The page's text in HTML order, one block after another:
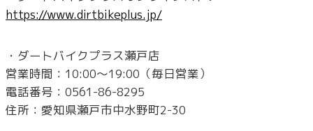
https://www.dirtbikeplus.jp/
・ダートバイクプラス瀬戸店
営業時間：10:00～19:00（毎日営業）
電話番号：0561-86-8295
住所：愛知県瀬戸市中水野町2-30